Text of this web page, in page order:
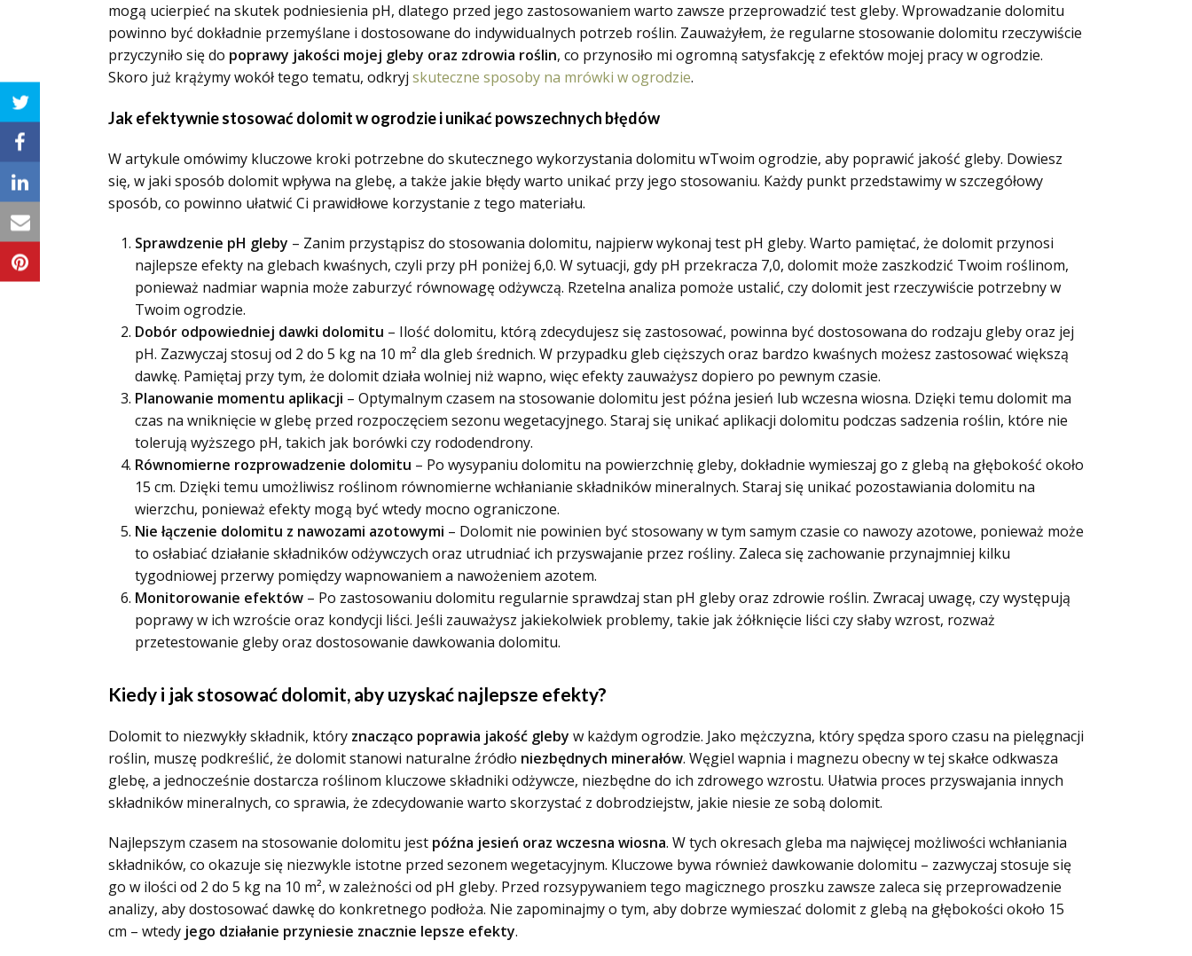
mogą ucierpieć na skutek podniesienia pH, dlatego przed jego zastosowaniem warto zawsze przeprowadzić test gleby. Wprowadzanie dolomitu
powinno być dokładnie przemyślane i dostosowane do indywidualnych potrzeb roślin. Zauważyłem, że regularne stosowanie dolomitu rzeczywiście
przyczyniło się do poprawy jakości mojej gleby oraz zdrowia roślin, co przynosiło mi ogromną satysfakcję z efektów mojej pracy w ogrodzie.
Skoro już krążymy wokół tego tematu, odkryj skuteczne sposoby na mrówki w ogrodzie.
Jak efektywnie stosować dolomit w ogrodzie i unikać powszechnych błędów
W artykule omówimy kluczowe kroki potrzebne do skutecznego wykorzystania dolomitu wTwoim ogrodzie, aby poprawić jakość gleby. Dowiesz
się, w jaki sposób dolomit wpływa na glebę, a także jakie błędy warto unikać przy jego stosowaniu. Każdy punkt przedstawimy w szczegółowy
sposób, co powinno ułatwić Ci prawidłowe korzystanie z tego materiału.
Sprawdzenie pH gleby – Zanim przystąpisz do stosowania dolomitu, najpierw wykonaj test pH gleby. Warto pamiętać, że dolomit przynosi
najlepsze efekty na glebach kwaśnych, czyli przy pH poniżej 6,0. W sytuacji, gdy pH przekracza 7,0, dolomit może zaszkodzić Twoim roślinom,
ponieważ nadmiar wapnia może zaburzyć równowagę odżywczą. Rzetelna analiza pomoże ustalić, czy dolomit jest rzeczywiście potrzebny w
Twoim ogrodzie.
Dobór odpowiedniej dawki dolomitu – Ilość dolomitu, którą zdecydujesz się zastosować, powinna być dostosowana do rodzaju gleby oraz jej
pH. Zazwyczaj stosuj od 2 do 5 kg na 10 m² dla gleb średnich. W przypadku gleb cięższych oraz bardzo kwaśnych możesz zastosować większą
dawkę. Pamiętaj przy tym, że dolomit działa wolniej niż wapno, więc efekty zauważysz dopiero po pewnym czasie.
Planowanie momentu aplikacji – Optymalnym czasem na stosowanie dolomitu jest późna jesień lub wczesna wiosna. Dzięki temu dolomit ma
czas na wniknięcie w glebę przed rozpoczęciem sezonu wegetacyjnego. Staraj się unikać aplikacji dolomitu podczas sadzenia roślin, które nie
tolerują wyższego pH, takich jak borówki czy rododendrony.
Równomierne rozprowadzenie dolomitu – Po wysypaniu dolomitu na powierzchnię gleby, dokładnie wymieszaj go z glebą na głębokość około
15 cm. Dzięki temu umożliwisz roślinom równomierne wchłanianie składników mineralnych. Staraj się unikać pozostawiania dolomitu na
wierzchu, ponieważ efekty mogą być wtedy mocno ograniczone.
Nie łączenie dolomitu z nawozami azotowymi – Dolomit nie powinien być stosowany w tym samym czasie co nawozy azotowe, ponieważ może
to osłabiać działanie składników odżywczych oraz utrudniać ich przyswajanie przez rośliny. Zaleca się zachowanie przynajmniej kilku
tygodniowej przerwy pomiędzy wapnowaniem a nawożeniem azotem.
Monitorowanie efektów – Po zastosowaniu dolomitu regularnie sprawdzaj stan pH gleby oraz zdrowie roślin. Zwracaj uwagę, czy występują
poprawy w ich wzroście oraz kondycji liści. Jeśli zauważysz jakiekolwiek problemy, takie jak żółknięcie liści czy słaby wzrost, rozważ
przetestowanie gleby oraz dostosowanie dawkowania dolomitu.
Kiedy i jak stosować dolomit, aby uzyskać najlepsze efekty?
Dolomit to niezwykły składnik, który znacząco poprawia jakość gleby w każdym ogrodzie. Jako mężczyzna, który spędza sporo czasu na pielęgnacji
roślin, muszę podkreślić, że dolomit stanowi naturalne źródło niezbędnych minerałów. Węgiel wapnia i magnezu obecny w tej skałce odkwasza
glebę, a jednocześnie dostarcza roślinom kluczowe składniki odżywcze, niezbędne do ich zdrowego wzrostu. Ułatwia proces przyswajania innych
składników mineralnych, co sprawia, że zdecydowanie warto skorzystać z dobrodziejstw, jakie niesie ze sobą dolomit.
Najlepszym czasem na stosowanie dolomitu jest późna jesień oraz wczesna wiosna. W tych okresach gleba ma najwięcej możliwości wchłaniania
składników, co okazuje się niezwykle istotne przed sezonem wegetacyjnym. Kluczowe bywa również dawkowanie dolomitu – zazwyczaj stosuje się
go w ilości od 2 do 5 kg na 10 m², w zależności od pH gleby. Przed rozsypywaniem tego magicznego proszku zawsze zaleca się przeprowadzenie
analizy, aby dostosować dawkę do konkretnego podłoża. Nie zapominajmy o tym, aby dobrze wymieszać dolomit z glebą na głębokości około 15
cm – wtedy jego działanie przyniesie znacznie lepsze efekty.